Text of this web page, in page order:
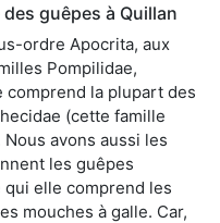
guêpes à Quillan
ordre Apocrita, aux
Pompilidae,
comprend la plupart des
(cette famille
avons aussi les
les guêpes
elle comprend les
mouches à galle. Car,